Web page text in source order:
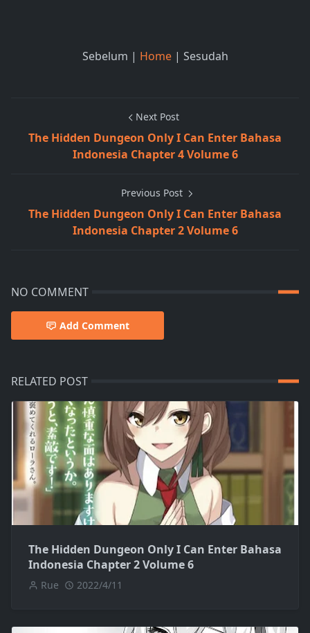
Sebelum | Home | Sesudah
Next Post
The Hidden Dungeon Only I Can Enter Bahasa
Indonesia Chapter 4 Volume 6
Previous Post
The Hidden Dungeon Only I Can Enter Bahasa
Indonesia Chapter 2 Volume 6
NO COMMENT
Add Comment
RELATED POST
The Hidden Dungeon Only I Can Enter Bahasa
Indonesia Chapter 2 Volume 6
Rue 2022/4/11